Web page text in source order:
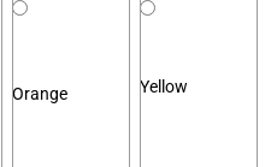
Orange Yellow